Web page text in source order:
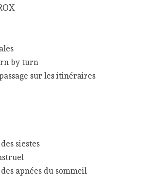
by turn
sur les itinéraires
siestes
apnées du sommeil